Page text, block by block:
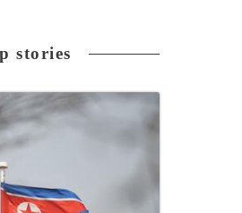
stories